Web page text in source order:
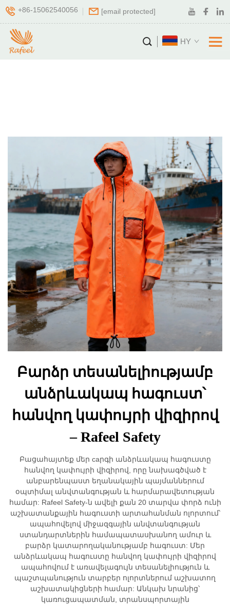
+86-15062540056 [email protected]
HY
Բարձր տեսանելիությամբ
անձրևակապ հագուստ՝
հանվող կափույրի վիզիրով
– Rafeel Safety
Բացահայտեք մեր caրգի անձրևակապ հագուստը
հանվող կափույրի վիզիրով, որը նախագծված է
անբարենպաստ եղանակային պայմաններում
օպտիմալ անվտանգության և հարմարավետության
համար: Rafeel Safety-ն ավելի քան 20 տարվա փորձ ունի
աշխատանքային հագուստի արտահանման ոլորտում՝
ապահովելով միջազգային անվտանգության
ստանդարտներին համապատասխանող ամուր և
բարձր կատարողականությամբ հագուստ: Մեր
անձրևակապ հագուստը հանվող կափույրի վիզիրով
ապահովում է առավելագույն տեսանելիություն և
պաշտպանություն տարբեր ոլորտներում աշխատող
աշխատակիցների համար: Անկախ նրանից՝
կառուցապատման, տրանսպորտային